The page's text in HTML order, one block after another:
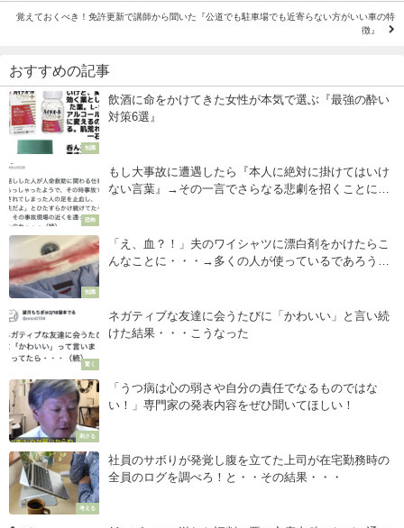
覚えておくべき！免許更新で講師から聞いた『公道でも駐車場でも近寄らない方がいい車の特
徴』
おすすめの記事
知識
飲酒に命をかけてきた女性が本気で選ぶ『最強の酔い
対策6選』
恐怖
もし大事故に遭遇したら『本人に絶対に掛けてはいけ
ない言葉』→その一言でさらなる悲劇を招くことにな
知識
「え、血？！」夫のワイシャツに漂白剤をかけたらこ
んなことに・・・→多くの人が使っているであろう
驚く
ネガティブな友達に会うたびに「かわいい」と言い続
けた結果・・・こうなった
刺さる
「うつ病は心の弱さや自分の責任でなるものではな
い！」専門家の発表内容をぜひ聞いてほしい！
考える
社員のサボりが発覚し腹を立てた上司が在宅勤務時の
全員のログを調べろ！と・・その結果・・・